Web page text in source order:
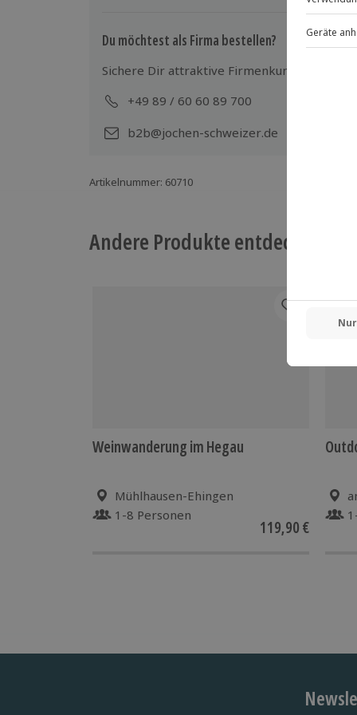
Gutschein gültig für 5 Person
Du möchtest als Firma bestellen?
Sichere Dir attraktive Firmenkunden Vorteile.
+49 89 / 60 60 89 700
b2b@jochen-schweizer.de
Artikelnummer: 60710
Andere Produkte entdecken
Weinwanderung im Hegau
Mühlhausen-Ehingen
1-8 Personen
119,90 €
-